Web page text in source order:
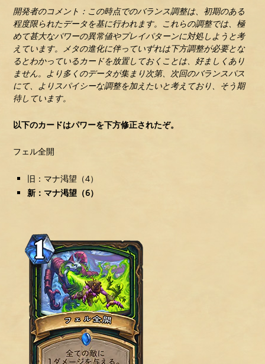
開発者のコメント：この時点でのバランス調整は、初期のある
程度限られたデータを基に行われます。これらの調整では、極
めて甚大なパワーの異常値やプレイパターンに対処しようと考
えています。メタの進化に伴っていずれは下方調整が必要とな
るとわかっているカードを放置しておくことは、好ましくあり
ません。より多くのデータが集まり次第、次回のバランスパス
にて、よりスパイシーな調整を加えたいと考えており、そう期
待しています。
以下のカードはパワーを下方修正されたぞ。
フェル全開
旧：マナ渇望（4）
新：マナ渇望（6）